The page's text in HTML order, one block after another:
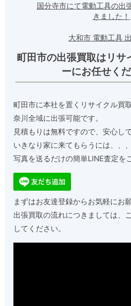
国分寺市にて電動工具の出
きました！
大和市 電動工具
町田市の出張買取はリサ
ーにお任せくだ
町田市に本社を置くリサイクル買
奈川全域に出張可能です。
見積もりは無料ですので、安心し
いきなり家に来てもらうには、、
写真を送るだけの簡単LINE査定を
まずはお友達登録からお気軽にお
出張買取の流れにつきましては、
してください。